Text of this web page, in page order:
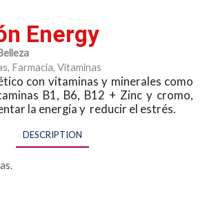
Energy
, Farmacia, Vitaminas
con vitaminas y minerales como
B1, B6, B12 + Zinc y cromo,
la energía y reducir el estrés.
DESCRIPTION